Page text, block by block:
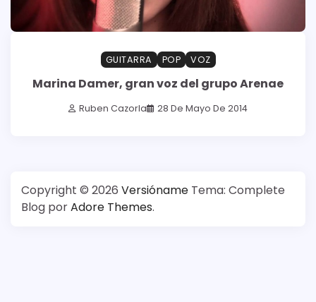
GUITARRA POP VOZ
Marina Damer, gran voz del grupo Arenae
Ruben Cazorla 28 De Mayo De 2014
Copyright © 2026 Versióname Tema: Complete
Blog porAdore Themes.